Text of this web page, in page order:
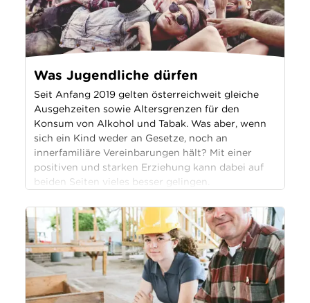
Was Jugendliche dürfen
Seit Anfang 2019 gelten österreichweit gleiche
Ausgehzeiten sowie Altersgrenzen für den
Konsum von Alkohol und Tabak. Was aber, wenn
sich ein Kind weder an Gesetze, noch an
innerfamiliäre Vereinbarungen hält? Mit einer
positiven und starken Erziehung kann dabei auf
beiden Seiten vieles besser gelingen.